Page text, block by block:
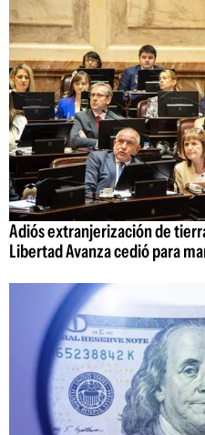
Adiós extranjerización de
Libertad Avanza cedió para